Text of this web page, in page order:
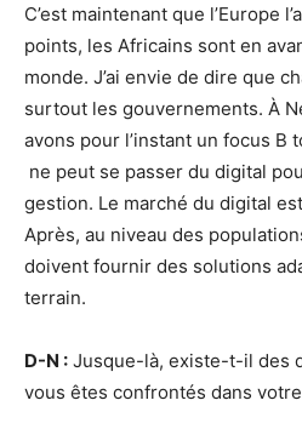
C’est maintenant que l’Europe
points, les Africains sont en
monde. J’ai envie de dire que
surtout les gouvernements. À
avons pour l’instant un focus B
ne peut se passer du digital
gestion. Le marché du digital
Après, au niveau des
doivent fournir des solutions
terrain.
D-N : Jusque-là, existe-t-il des
vous êtes confrontés dans